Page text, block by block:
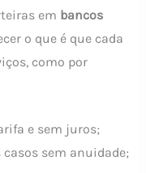
em bancos
o que é que cada
como por
e sem juros;
sem anuidade;